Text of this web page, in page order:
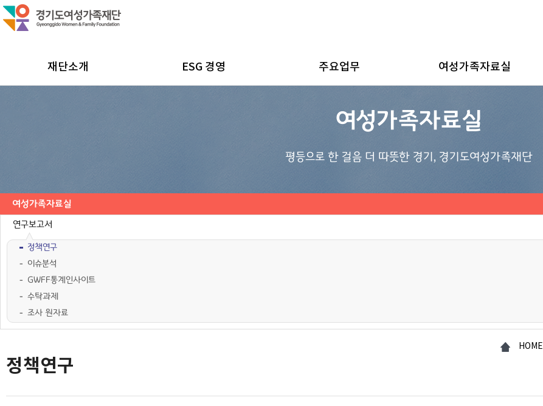
재단소개 ESG 경영 주요업무 여성가족자료실
여성가족자료실
평등으로 한 걸음 더 따뜻한 경기, 경기도여성가족재단
여성가족자료실
연구보고서
정책연구
이슈분석
GWFF통계인사이트
수탁과제
조사 원자료
HOME
정책연구